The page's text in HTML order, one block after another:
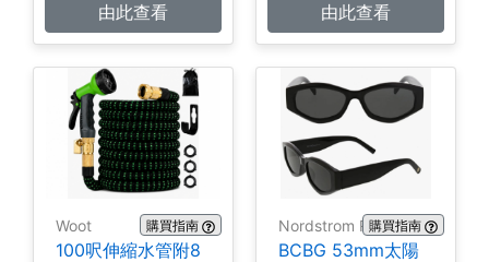
由此查看
由此查看
Woot 購買指南
100呎伸縮水管附8
Nordstrom Rack購買指南
BCBG 53mm太陽